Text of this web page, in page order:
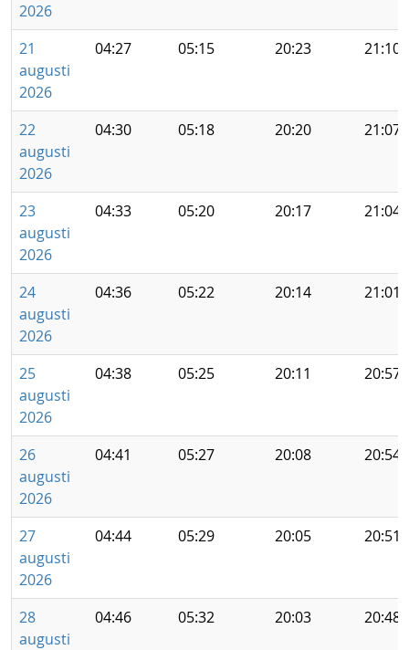
2026
21
augusti
2026
04:27 05:15 20:23 21:10
22
augusti
2026
04:30 05:18 20:20 21:07
23
augusti
2026
04:33 05:20 20:17 21:04
24
augusti
2026
04:36 05:22 20:14 21:01
25
augusti
2026
04:38 05:25 20:11 20:57
26
augusti
2026
04:41 05:27 20:08 20:54
27
augusti
2026
04:44 05:29 20:05 20:51
28
augusti
04:46 05:32 20:03 20:48